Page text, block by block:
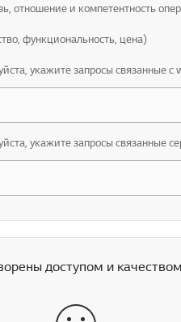
отношение и компетентность
функциональность, цена)
укажите запросы связанные с
укажите запросы связанные
доступом и
хорошо